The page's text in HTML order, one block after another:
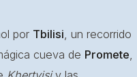
por Tbilisi, un recorrido
cueva de Promete,